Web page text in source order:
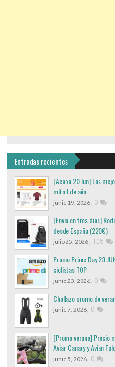
Entradas recientes
[Acaba 20 Jun] Los
mitad de año
junio 19, 2026 3
[Envio en tres dias]
desde España (220€)
julio 25, 2026 135
Promo Prime Day 23
ciclistas TOP
junio 23, 2026 0
Chollazo promo de
junio 7, 2026 0
[Promo verano] Precio
Avian Canary y Avian
junio 5, 2026 0